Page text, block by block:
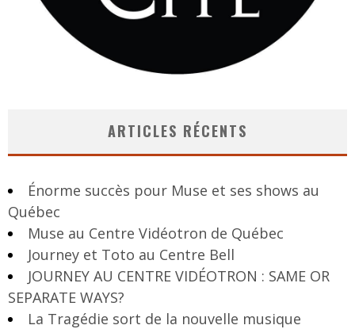
ARTICLES RÉCENTS
Énorme succès pour Muse et ses shows au
Québec
Muse au Centre Vidéotron de Québec
Journey et Toto au Centre Bell
JOURNEY AU CENTRE VIDÉOTRON : SAME OR
SEPARATE WAYS?
La Tragédie sort de la nouvelle musique